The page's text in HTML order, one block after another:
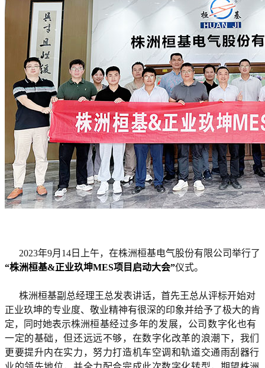
2023年9月14日上午，在株洲桓基电气股份有限公司举行了
“株洲桓基&正业玖坤MES项目启动大会”仪式。
株洲桓基副总经理王总发表讲话，首先王总从评标开始对
正业玖坤的专业度、敬业精神有很深的印象并给予了极大的肯
定，同时她表示株洲桓基经过多年的发展，公司数字化也有
一定的基础，但还远远不够，在数字化改革的浪潮下，我们
更要提升内在实力，努力打造机车空调 和轨道交通雨刮 器行